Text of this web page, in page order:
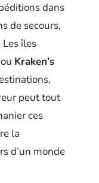
dans
de secours,
îles
ou Kraken’s
peut tout
ces
la
d’un monde